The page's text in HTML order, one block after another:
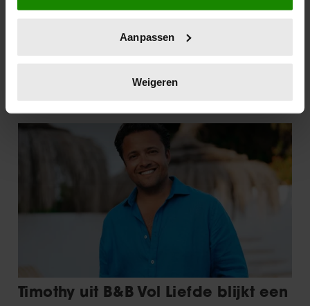
locatie, die tot een paar meter nauwkeurig kan zijn
scannen op specifieke eigenschappen (fingerprinting)
verwerkt en stel uw voorkeuren in het
intrekken in de Cookieverklaring.
We gebruiken cookies om content en advertenties te
personaliseren, om functies voor social media te bieden
en om ons websiteverkeer te analyseren. Ook delen we
informatie over uw gebruik van onze site met onze
partners voor social media, adverteren en analyse. Deze
partners kunnen deze gegevens combineren met andere
informatie die u aan ze heeft verstrekt of die ze hebben
verzameld op basis van uw gebruik van hun services. U
gaat akkoord met onze cookies als u onze website blijft
gebruiken.
Aanpassen
Weigeren